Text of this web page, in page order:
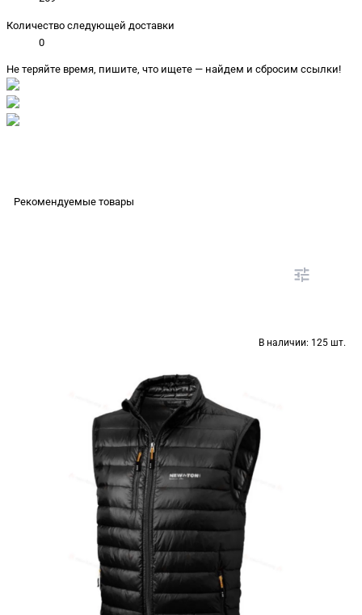
Количество следующей доставки
0
Не теряйте время, пишите, что ищете — найдем и сбросим ссылки!
Рекомендуемые товары
В наличии: 125 шт.